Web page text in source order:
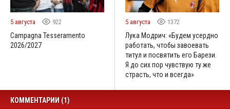
5 августа 922
Campagna Tesseramento
2026/2027
5 августа 1372
Лука Модрич: «Будем усердно
работать, чтобы завоевать
титул и посвятить его Барези.
Я до сих пор чувствую ту же
страсть, что и всегда»
КОММЕНТАРИИ (1)